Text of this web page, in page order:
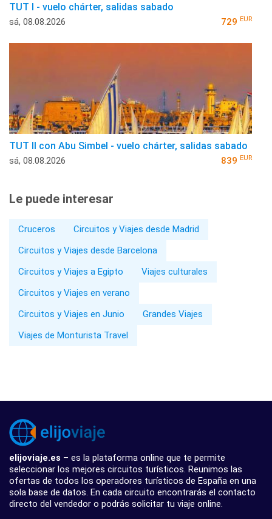
TUT I - vuelo chárter, salidas sabado
sá, 08.08.2026 729 EUR
TUT II con Abu Simbel - vuelo chárter, salidas sabado
sá, 08.08.2026 839 EUR
Le puede interesar
Cruceros
Circuitos y Viajes desde Madrid
Circuitos y Viajes desde Barcelona
Circuitos y Viajes a Egipto
Viajes culturales
Circuitos y Viajes en verano
Circuitos y Viajes en Junio
Grandes Viajes
Viajes de Monturista Travel
elijoviaje.es – es la plataforma online que te permite
seleccionar los mejores circuitos turísticos. Reunimos las
ofertas de todos los operadores turísticos de España en una
sola base de datos. En cada circuito encontrarás el contacto
directo del vendedor o podrás solicitar tu viaje online.